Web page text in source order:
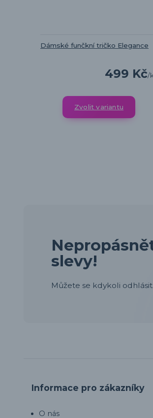
Dámské funčkní tričko Elegance
499 Kč/
Zvolit variantu
slevy!
Můžete se kdykoli
Informace pro zákazníky
O nás